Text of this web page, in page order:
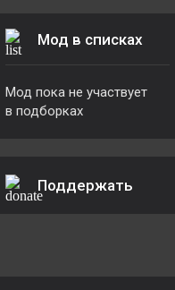
Мод в списках
Мод пока не участвует
в подборках
Поддержать